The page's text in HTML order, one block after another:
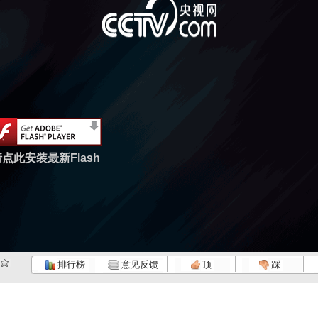
点此安装最新Flash
排行榜 意见反馈 顶 踩